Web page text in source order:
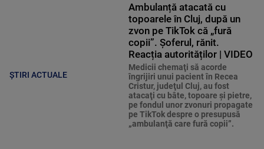
ȘTIRI ACTUALE
Ambulanță atacată cu
topoarele în Cluj, după un
zvon pe TikTok că „fură
copii”. Șoferul, rănit.
Reacția autorităților | VIDEO
Medicii chemaţi să acorde
îngrijiri unui pacient în Recea
Cristur, judeţul Cluj, au fost
atacaţi cu bâte, topoare şi pietre,
pe fondul unor zvonuri propagate
pe TikTok despre o presupusă
„ambulanţă care fură copii”.